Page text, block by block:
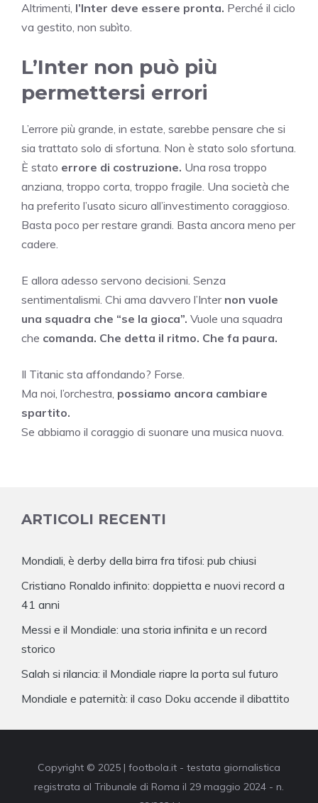
Altrimenti, l’Inter deve essere pronta. Perché il ciclo
va gestito, non subìto.
L’Inter non può più
permettersi errori
L’errore più grande, in estate, sarebbe pensare che si
sia trattato solo di sfortuna. Non è stato solo sfortuna.
È stato errore di costruzione. Una rosa troppo
anziana, troppo corta, troppo fragile. Una società che
ha preferito l’usato sicuro all’investimento coraggioso.
Basta poco per restare grandi. Basta ancora meno per
cadere.
E allora adesso servono decisioni. Senza
sentimentalismi. Chi ama davvero l’Inter non vuole
una squadra che “se la gioca”. Vuole una squadra
che comanda. Che detta il ritmo. Che fa paura.
Il Titanic sta affondando? Forse.
Ma noi, l’orchestra, possiamo ancora cambiare
spartito.
Se abbiamo il coraggio di suonare una musica nuova.
ARTICOLI RECENTI
Mondiali, è derby della birra fra tifosi: pub chiusi
Cristiano Ronaldo infinito: doppietta e nuovi record a
41 anni
Messi e il Mondiale: una storia infinita e un record
storico
Salah si rilancia: il Mondiale riapre la porta sul futuro
Mondiale e paternità: il caso Doku accende il dibattito
Copyright © 2025 | footbola.it - testata giornalistica
registrata al Tribunale di Roma il 29 maggio 2024 - n.